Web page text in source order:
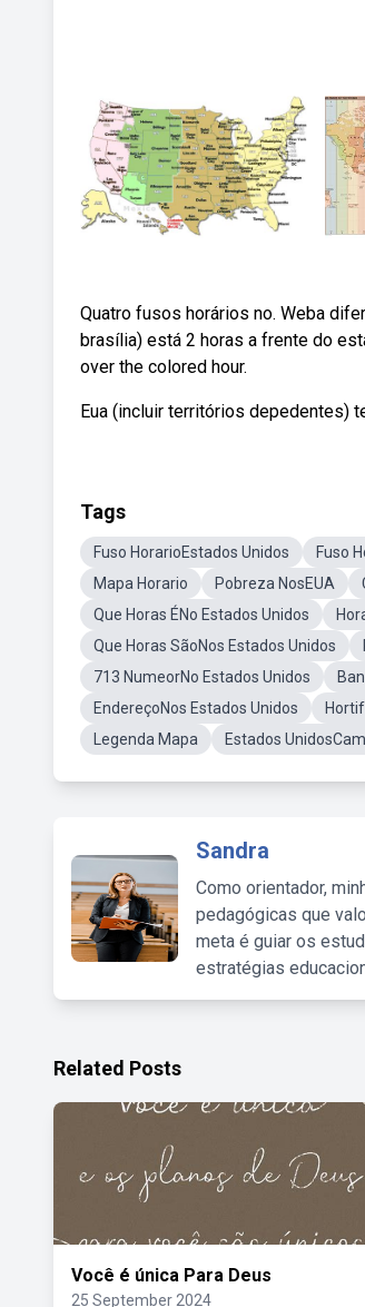
Quatro fusos horários no. Weba
brasília) está 2 horas a frente do
over the colored hour.
Eua (incluir territórios depedentes)
Tags
Fuso HorarioEstados Unidos Fuso
Mapa Horario
Pobreza NosEUA
Que Horas ÉNo Estados Unidos
Que Horas SãoNos Estados Unidos
713 NumeorNo Estados Unidos
EndereçoNos Estados Unidos
Legenda Mapa
Estados
Sandra
Como orientador,
pedagógicas que
meta é guiar os
estratégias
Related Posts
Você é única Para Deus
25 September 2024